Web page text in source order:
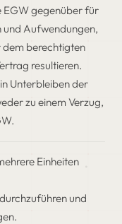
EGW gegenüber für
und Aufwendungen,
dem berechtigten
resultieren.
Unterbleiben der
zu einem Verzug,
Einheiten
und